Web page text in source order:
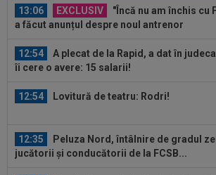
13:06 EXCLUSIV
"Încă nu am închis cu
a făcut anunțul despre noul antrenor
12:54
A plecat de la Rapid, a dat în
îi cere o avere: 15 salarii!
12:54 Lovitură de teatru: Rodri!
12:35
Peluza Nord, întâlnire de gradul
jucătorii și conducătorii de la FCSB...